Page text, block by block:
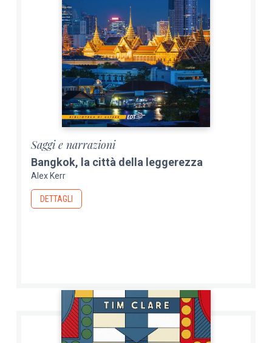
Saggi e narrazioni
Bangkok, la città della leggerezza
Alex Kerr
DETTAGLI